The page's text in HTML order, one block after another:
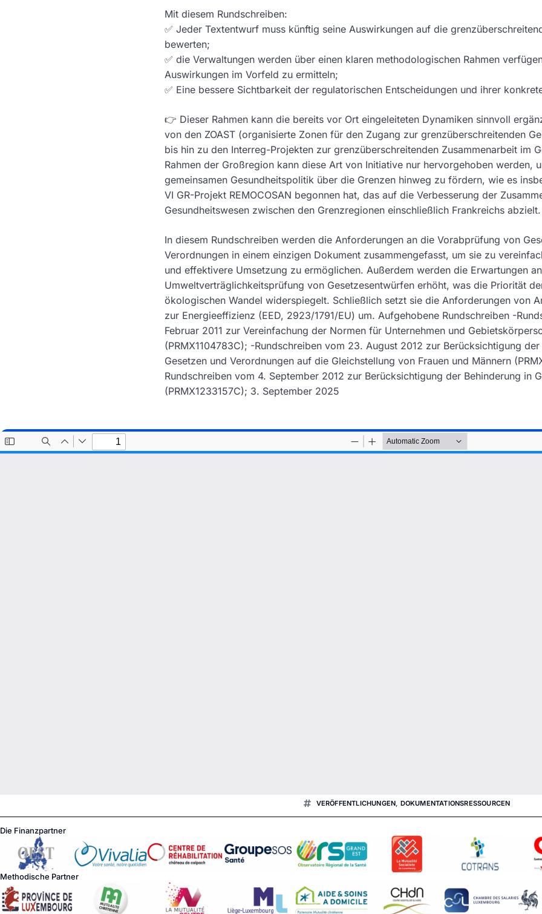
Mit diesem Rundschreiben:
✅ Jeder Textentwurf muss künftig seine Auswirkungen auf die
bewerten;
✅ die Verwaltungen werden über einen klaren methodologischen Rahmen
Auswirkungen im Vorfeld zu ermitteln;
✅ Eine bessere Sichtbarkeit der regulatorischen Entscheidungen und ihrer
👉 Dieser Rahmen kann die bereits vor Ort eingeleiteten Dynamiken sinnvoll
von den ZOAST (organisierte Zonen für den Zugang zur grenzüberschreitenden
bis hin zu den Interreg-Projekten zur grenzüberschreitenden Zusammenarbeit im
Rahmen der Großregion kann diese Art von Initiative nur hervorgehoben werden,
gemeinsamen Gesundheitspolitik über die Grenzen hinweg zu fördern, wie es
VI GR-Projekt REMOCOSAN begonnen hat, das auf die Verbesserung der
Gesundheitswesen zwischen den Grenzregionen einschließlich Frankreichs abzielt.
In diesem Rundschreiben werden die Anforderungen an die Vorabprüfung von
Verordnungen in einem einzigen Dokument zusammengefasst, um sie zu
und effektivere Umsetzung zu ermöglichen. Außerdem werden die Erwartungen
Umweltverträglichkeitsprüfung von Gesetzesentwürfen erhöht, was die Priorität
ökologischen Wandel widerspiegelt. Schließlich setzt sie die Anforderungen von
zur Energieeffizienz (EED, 2923/1791/EU) um. Aufgehobene Rundschreiben -
Februar 2011 zur Vereinfachung der Normen für Unternehmen und
(PRMX1104783C); -Rundschreiben vom 23. August 2012 zur Berücksichtigung
Gesetzen und Verordnungen auf die Gleichstellung von Frauen und Männern
Rundschreiben vom 4. September 2012 zur Berücksichtigung der Behinderung in
(PRMX1233157C); 3. September 2025
VERÖFFENTLICHUNGEN, DOKUMENTATIONSRESSOURCEN
Die Finanzpartner
Methodische Partner